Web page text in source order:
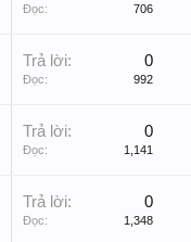
Đọc: 706
Trả lời: 0
Đọc: 992
Trả lời: 0
Đọc: 1,141
Trả lời: 0
Đọc: 1,348